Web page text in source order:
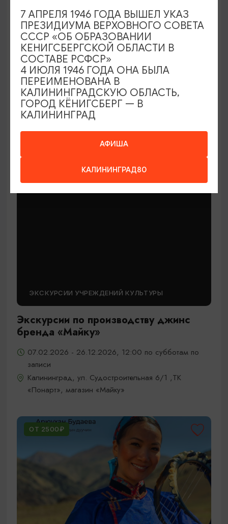
МАСТЕР-КЛАССЫ
Мастер-классы по керамике Елены
Бодяковой
Калининград, ул. Баранова, 45
ЭКСКУРСИИ УЧРЕЖДЕНИЙ КУЛЬТУРЫ
Экскурсии по производству джинс
бренда «Майку»
07.02.2026 - 26.12.2026, 12:00 по субботам по
записи
Калининград, ул. Судостроительная 6/1 ,ТК
«Понарт», магазин «Майку»
ОТ 2500₽
АФИША
КАЛИНИНГРАД80
7 АПРЕЛЯ 1946 ГОДА ВЫШЕЛ УКАЗ
ПРЕЗИДИУМА ВЕРХОВНОГО СОВЕТА
СССР «ОБ ОБРАЗОВАНИИ
КЕНИГСБЕРГСКОЙ ОБЛАСТИ В
СОСТАВЕ РСФСР»
4 ИЮЛЯ 1946 ГОДА ОНА БЫЛА
ПЕРЕИМЕНОВАНА В
КАЛИНИНГРАДСКУЮ ОБЛАСТЬ,
ГОРОД КЁНИГСБЕРГ — В
КАЛИНИНГРАД